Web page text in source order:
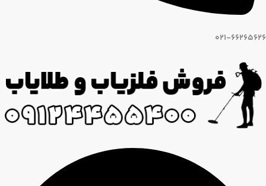
021-66265626